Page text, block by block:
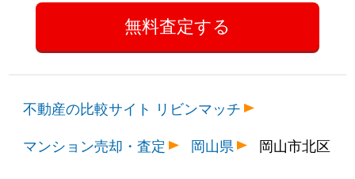
不動産の比較サイト リビンマッチ
マンション売却・査定
岡山県 岡山市北区